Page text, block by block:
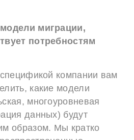
миграции,
потребностям
компании вам
какие модели
многоуровневая
данных) будут
образом. Мы кратко